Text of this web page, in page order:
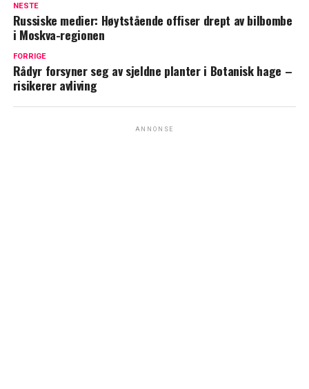
NESTE
Russiske medier: Høytstående offiser drept av bilbombe
i Moskva-regionen
FORRIGE
Rådyr forsyner seg av sjeldne planter i Botanisk hage –
risikerer avliving
ANNONSE